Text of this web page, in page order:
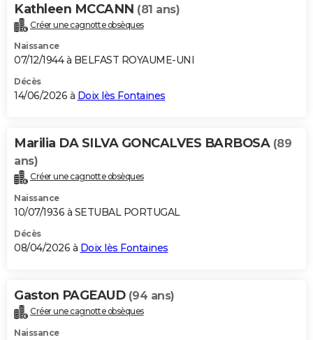
Kathleen MCCANN (81 ans)
Créer une cagnotte obsèques
Naissance
07/12/1944 à BELFAST ROYAUME-UNI
Décès
14/06/2026 à Doix lès Fontaines
Marilia DA SILVA GONCALVES BARBOSA (89
ans)
Créer une cagnotte obsèques
Naissance
10/07/1936 à SETUBAL PORTUGAL
Décès
08/04/2026 à Doix lès Fontaines
Gaston PAGEAUD (94 ans)
Créer une cagnotte obsèques
Naissance